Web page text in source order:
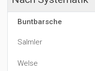
Buntbarsche
Salmler
Welse